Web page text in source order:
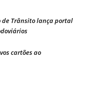
de Trânsito lança portal
cartões ao